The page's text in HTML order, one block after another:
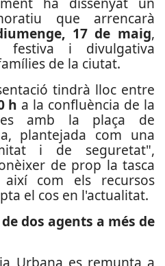
que arrencarà
17 de maig,
i divulgativa
de la ciutat.
tindrà lloc entre
h a la confluència de la
amb la plaça de
plantejada com una
i de seguretat",
de prop la tasca
com els recursos
el cos en l'actualitat.
dos agents a més de
Urbana es remunta a